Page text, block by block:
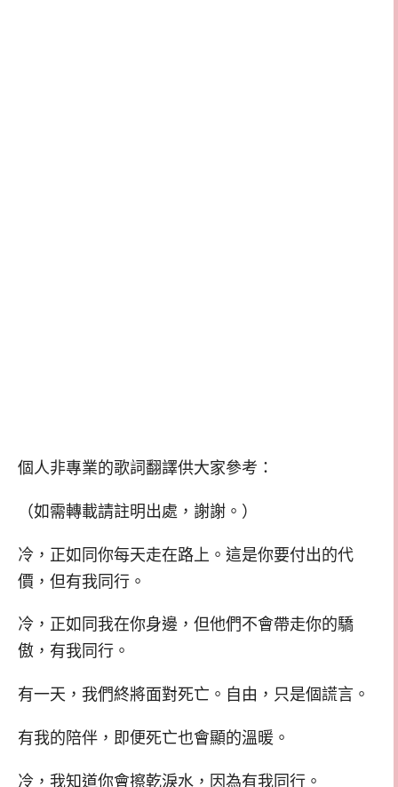
個人非專業的歌詞翻譯供大家參考：
（如需轉載請註明出處，謝謝。）
冷，正如同你每天走在路上。這是你要付出的代
價，但有我同行。
冷，正如同我在你身邊，但他們不會帶走你的驕
傲，有我同行。
有一天，我們終將面對死亡。自由，只是個謊言。
有我的陪伴，即便死亡也會顯的溫暖。
冷，我知道你會擦乾淚水，因為有我同行。